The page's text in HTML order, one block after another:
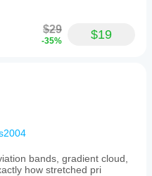
$29
-35% $19
bands, gradient cloud,
how stretched pri